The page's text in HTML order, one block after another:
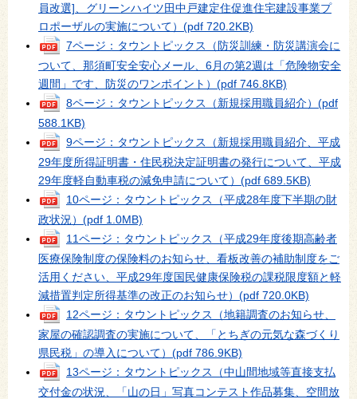
員改選]、グリーンハイツ田中戸建定住促進住宅建設事業プ
ロポーザルの実施について） (pdf 720.2KB)
7ページ：タウントピックス（防災訓練・防災講演会に
ついて、那須町安全安心メール、6月の第2週は「危険物安全
週間」です、防災のワンポイント） (pdf 746.8KB)
8ページ：タウントピックス（新規採用職員紹介） (pdf
588.1KB)
9ページ：タウントピックス（新規採用職員紹介、平成
29年度所得証明書・住民税決定証明書の発行について、平成
29年度軽自動車税の減免申請について） (pdf 689.5KB)
10ページ：タウントピックス（平成28年度下半期の財
政状況） (pdf 1.0MB)
11ページ：タウントピックス（平成29年度後期高齢者
医療保険制度の保険料のお知らせ、看板改善の補助制度をご
活用ください、平成29年度国民健康保険税の課税限度額と軽
減措置判定所得基準の改正のお知らせ） (pdf 720.0KB)
12ページ：タウントピックス（地籍調査のお知らせ、
家屋の確認調査の実施について、「とちぎの元気な森づくり
県民税」の導入について） (pdf 786.9KB)
13ページ：タウントピックス（中山間地域等直接支払
交付金の状況、「山の日」写真コンテスト作品募集、空間放